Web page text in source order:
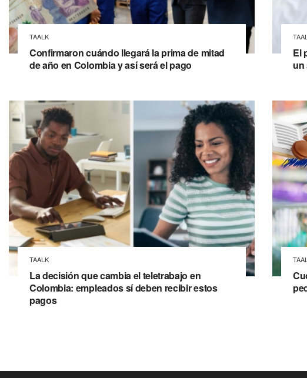
TAALK
Confirmaron cuándo llegará la prima de mitad
de año en Colombia y así será el pago
El
un
TAALK
La decisión que cambia el teletrabajo en
Colombia: empleados sí deben recibir estos
pagos